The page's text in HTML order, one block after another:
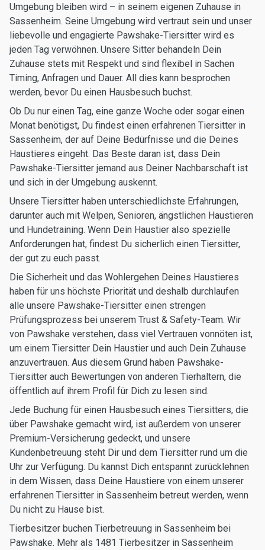
Umgebung bleiben wird – in seinem eigenen Zuhause in
Sassenheim. Seine Umgebung wird vertraut sein und unser
liebevolle und engagierte Pawshake-Tiersitter wird es
jeden Tag verwöhnen. Unsere Sitter behandeln Dein
Zuhause stets mit Respekt und sind flexibel in Sachen
Timing, Anfragen und Dauer. All dies kann besprochen
werden, bevor Du einen Hausbesuch buchst.
Ob Du nur einen Tag, eine ganze Woche oder sogar einen
Monat benötigst, Du findest einen erfahrenen Tiersitter in
Sassenheim, der auf Deine Bedürfnisse und die Deines
Haustieres eingeht. Das Beste daran ist, dass Dein
Pawshake-Tiersitter jemand aus Deiner Nachbarschaft ist
und sich in der Umgebung auskennt.
Unsere Tiersitter haben unterschiedlichste Erfahrungen,
darunter auch mit Welpen, Senioren, ängstlichen Haustieren
und Hundetraining. Wenn Dein Haustier also spezielle
Anforderungen hat, findest Du sicherlich einen Tiersitter,
der gut zu euch passt.
Die Sicherheit und das Wohlergehen Deines Haustieres
haben für uns höchste Priorität und deshalb durchlaufen
alle unsere Pawshake-Tiersitter einen strengen
Prüfungsprozess bei unserem Trust & Safety-Team. Wir
von Pawshake verstehen, dass viel Vertrauen vonnöten ist,
um einem Tiersitter Dein Haustier und auch Dein Zuhause
anzuvertrauen. Aus diesem Grund haben Pawshake-
Tiersitter auch Bewertungen von anderen Tierhaltern, die
öffentlich auf ihrem Profil für Dich zu lesen sind.
Jede Buchung für einen Hausbesuch eines Tiersitters, die
über Pawshake gemacht wird, ist außerdem von unserer
Premium-Versicherung gedeckt, und unsere
Kundenbetreuung steht Dir und dem Tiersitter rund um die
Uhr zur Verfügung. Du kannst Dich entspannt zurücklehnen
in dem Wissen, dass Deine Haustiere von einem unserer
erfahrenen Tiersitter in Sassenheim betreut werden, wenn
Du nicht zu Hause bist.
Tierbesitzer buchen Tierbetreuung in Sassenheim bei
Pawshake. Mehr als 1481 Tierbesitzer in Sassenheim